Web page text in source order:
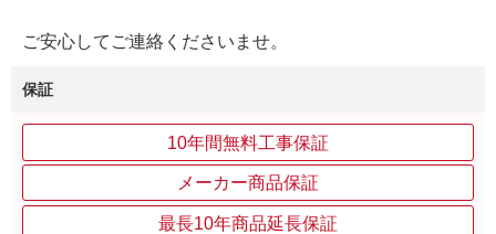
ご安心してご連絡くださいませ。
保証
10年間無料工事保証
メーカー商品保証
最長10年商品延長保証